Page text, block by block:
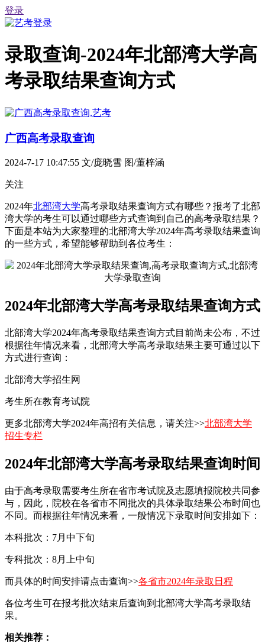
登录
录取查询-2024年北部湾大学高
考录取结果查询方式
广西高考录取查询
2024-7-17 10:47:55 文/庞晓雪 图/董梓涵
关注
2024年北部湾大学高考录取结果查询方式有哪些？报考了北部
湾大学的考生可以通过哪些方式查询到自己的高考录取结果？
下面是本站为大家整理的北部湾大学2024年高考录取结果查询
的一些方式，希望能够帮助到各位考生：
2024年北部湾大学高考录取结果查询方式
北部湾大学2024年高考录取结果查询方式目前尚未公布，不过
根据往年情况来看，北部湾大学高考录取结果主要可通过以下
方式进行查询：
北部湾大学招生网
考生所在教育考试院
更多北部湾大学2024年高招有关信息，请关注>>北部湾大学
招生专栏
2024年北部湾大学高考录取结果查询时间
由于高考录取需要考生所在省市考试院及志愿填报院校共同参
与，因此，院校在各省市不同批次的具体录取结果公布时间也
不同。而根据往年情况来看，一般情况下录取时间安排如下：
本科批次：7月中下旬
专科批次：8月上中旬
而具体的时间安排请点击查询>>各省市2024年录取日程
各位考生可在报考批次结束后查询到北部湾大学高考录取结
果。
相关推荐：